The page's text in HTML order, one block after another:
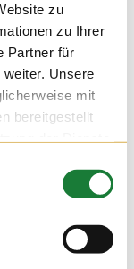
zu
zu Ihrer
Partner für
Unsere
mit
bereitgestellt
Tierhaltung zu
für regionale
Hatke zu
über Tierhaltung
und